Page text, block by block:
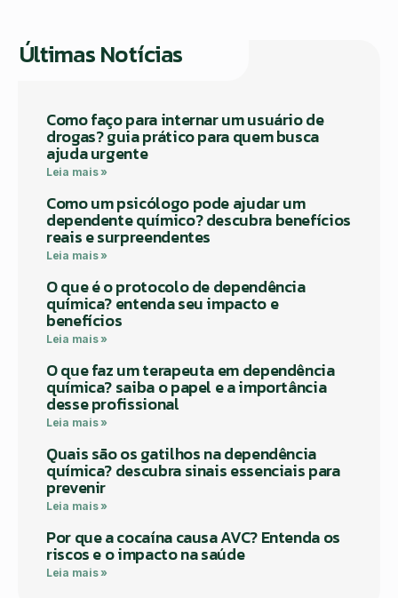
Últimas Notícias
Como faço para internar um usuário de
drogas? guia prático para quem busca
ajuda urgente
Leia mais »
Como um psicólogo pode ajudar um
dependente químico? descubra benefícios
reais e surpreendentes
Leia mais »
O que é o protocolo de dependência
química? entenda seu impacto e
benefícios
Leia mais »
O que faz um terapeuta em dependência
química? saiba o papel e a importância
desse profissional
Leia mais »
Quais são os gatilhos na dependência
química? descubra sinais essenciais para
prevenir
Leia mais »
Por que a cocaína causa AVC? Entenda os
riscos e o impacto na saúde
Leia mais »